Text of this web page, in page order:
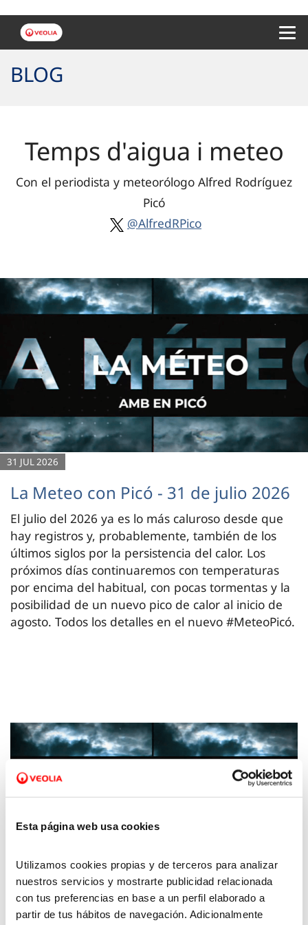
Esta página web usa cookies
Utilizamos cookies propias y de terceros para analizar
nuestros servicios y mostrarte publicidad relacionada
con tus preferencias en base a un perfil elaborado a
partir de tus hábitos de navegación. Adicionalmente
BLOG
Temps d'aigua i meteo
Con el periodista y meteorólogo Alfred Rodríguez
Picó
@AlfredRPico
31 JUL 2026
La Meteo con Picó - 31 de julio 2026
El julio del 2026 ya es lo más caluroso desde que
hay registros y, probablemente, también de los
últimos siglos por la persistencia del calor. Los
próximos días continuaremos con temperaturas
por encima del habitual, con pocas tormentas y la
posibilidad de un nuevo pico de calor al inicio de
agosto. Todos los detalles en el nuevo #MeteoPicó.
20 SEP 2022
La Meteo con Picó – 16 de septiembre de